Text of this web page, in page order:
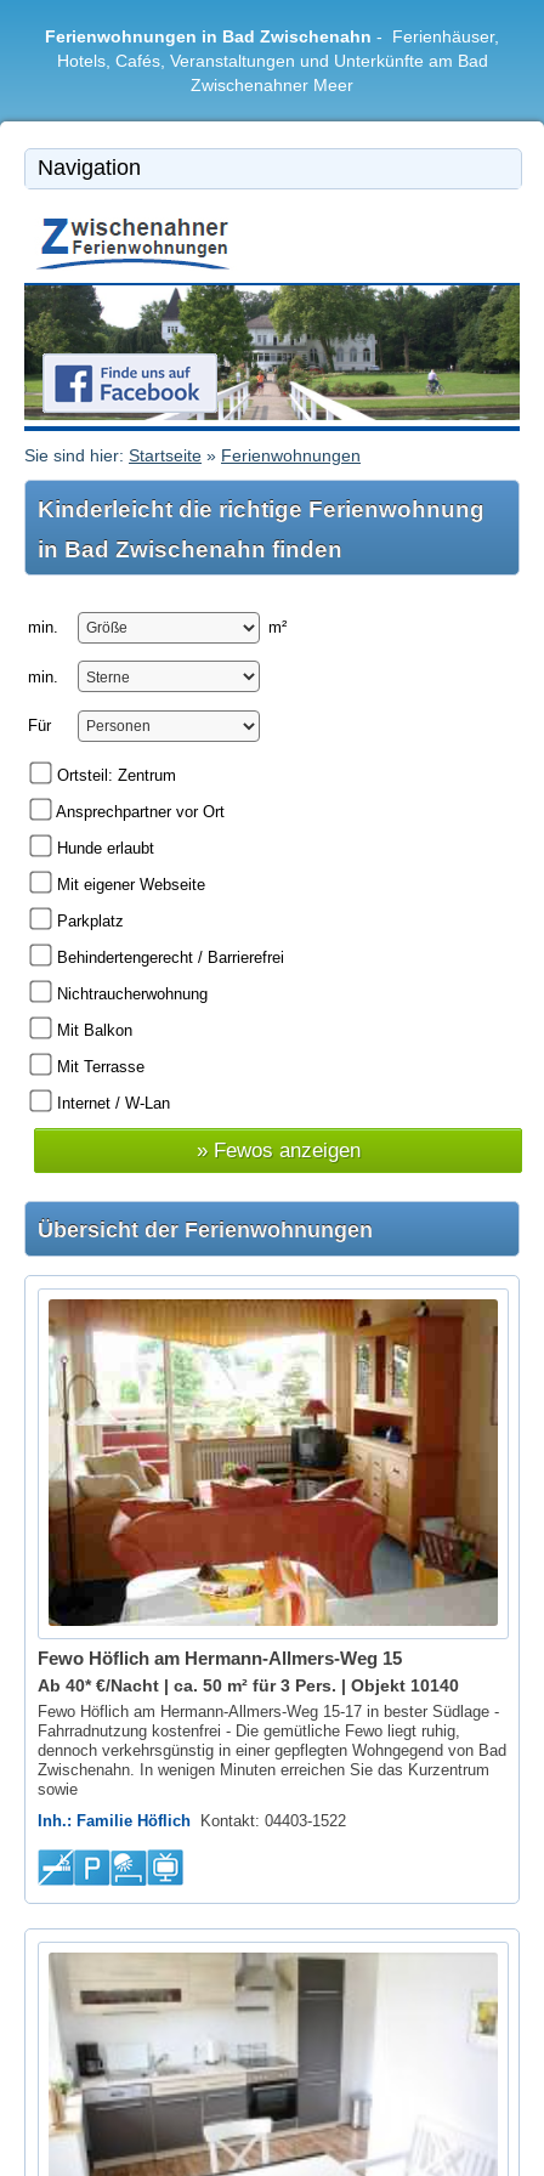
Ferienwohnungen in Bad Zwischenahn - Ferienhäuser,
Hotels, Cafés, Veranstaltungen und Unterkünfte am Bad
Zwischenahner Meer
|
Ferienwohnungen
|
Freizeitangebote
|
Restaurants & Cafés
|
Region
Sie sind hier: Startseite » Ferienwohnungen
Kinderleicht die richtige Ferienwohnung
in Bad Zwischenahn finden
min. m²
min.
Für
Ortsteil: Zentrum
Ansprechpartner vor Ort
Hunde erlaubt
Mit eigener Webseite
Parkplatz
Behindertengerecht / Barrierefrei
Nichtraucherwohnung
Mit Balkon
Mit Terrasse
Internet / W-Lan
Übersicht der Ferienwohnungen
Fewo Höflich am Hermann-Allmers-Weg 15
Ab 40* €/Nacht | ca. 50 m² für 3 Pers. | Objekt 10140
Fewo Höflich am Hermann-Allmers-Weg 15-17 in bester Südlage -
Fahrradnutzung kostenfrei - Die gemütliche Fewo liegt ruhig,
dennoch verkehrsgünstig in einer gepflegten Wohngegend von Bad
Zwischenahn. In wenigen Minuten erreichen Sie das Kurzentrum
sowie
Inh.: Familie Höflich
Kontakt: 04403-1522